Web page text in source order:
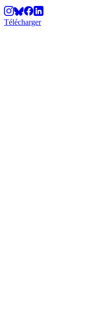
Télécharger